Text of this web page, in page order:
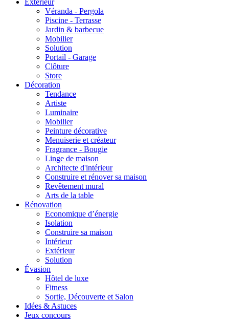
Extérieur
Véranda - Pergola
Piscine - Terrasse
Jardin & barbecue
Mobilier
Solution
Portail - Garage
Clôture
Store
Décoration
Tendance
Artiste
Luminaire
Mobilier
Peinture décorative
Menuiserie et créateur
Fragrance - Bougie
Linge de maison
Architecte d'intérieur
Construire et rénover sa maison
Revêtement mural
Arts de la table
Rénovation
Economique d’énergie
Isolation
Construire sa maison
Intérieur
Extérieur
Solution
Évasion
Hôtel de luxe
Fitness
Sortie, Découverte et Salon
Idées & Astuces
Jeux concours